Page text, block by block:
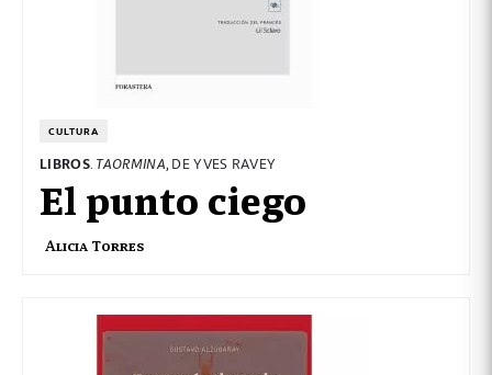
CULTURA
LIBROS. TAORMINA, DE YVES RAVEY
El punto ciego
Alicia Torres